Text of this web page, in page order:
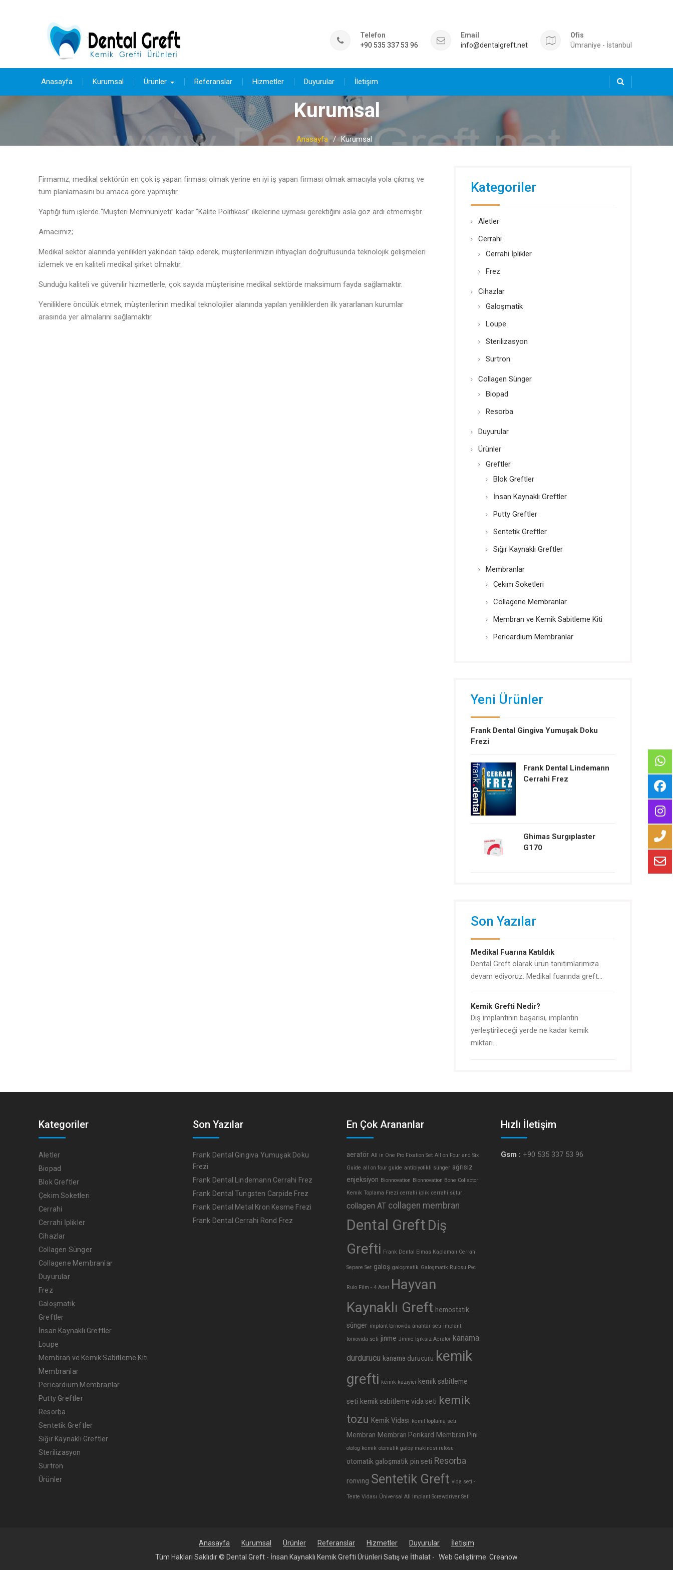
Telefon
+90 535 337 53 96
Email
info@dentalgreft.net
Ofis
Ümraniye - İstanbul
Anasayfa Kurumsal Ürünler Referanslar Hizmetler Duyurular İletişim
Kurumsal
Anasayfa Kurumsal
Firmamız, medikal sektörün en çok iş yapan firması olmak yerine en iyi iş yapan firması olmak amacıyla yola çıkmış ve
tüm planlamasını bu amaca göre yapmıştır.
Yaptığı tüm işlerde “Müşteri Memnuniyeti” kadar “Kalite Politikası” ilkelerine uyması gerektiğini asla göz ardı etmemiştir.
Amacımız;
Medikal sektör alanında yenilikleri yakından takip ederek, müşterilerimizin ihtiyaçları doğrultusunda teknolojik gelişmeleri
izlemek ve en kaliteli medikal şirket olmaktır.
Sunduğu kaliteli ve güvenilir hizmetlerle, çok sayıda müşterisine medikal sektörde maksimum fayda sağlamaktır.
Yeniliklere öncülük etmek, müşterilerinin medikal teknolojiler alanında yapılan yeniliklerden ilk yararlanan kurumlar
arasında yer almalarını sağlamaktır.
Kategoriler
Aletler
Cerrahi
Cerrahi İplikler
Frez
Cihazlar
Galoşmatik
Loupe
Sterilizasyon
Surtron
Collagen Sünger
Biopad
Resorba
Duyurular
Ürünler
Greftler
Blok Greftler
İnsan Kaynaklı Greftler
Putty Greftler
Sentetik Greftler
Sığır Kaynaklı Greftler
Membranlar
Çekim Soketleri
Collagene Membranlar
Membran ve Kemik Sabitleme Kiti
Pericardium Membranlar
Yeni Ürünler
Frank Dental Gingiva Yumuşak Doku
Frezi
Frank Dental Lindemann
Cerrahi Frez
Ghimas Surgıplaster
G170
Son Yazılar
Medikal Fuarına Katıldık
Dental Greft olarak ürün tanıtımlarımıza
devam ediyoruz. Medikal fuarında greft…
Kemik Grefti Nedir?
Diş implantının başarısı, implantın
yerleştirileceği yerde ne kadar kemik
miktarı…
Kategoriler
Aletler
Biopad
Blok Greftler
Çekim Soketleri
Cerrahi
Cerrahi İplikler
Cihazlar
Collagen Sünger
Collagene Membranlar
Duyurular
Frez
Galoşmatik
Greftler
İnsan Kaynaklı Greftler
Loupe
Membran ve Kemik Sabitleme Kiti
Membranlar
Pericardium Membranlar
Putty Greftler
Resorba
Sentetik Greftler
Sığır Kaynaklı Greftler
Sterilizasyon
Surtron
Ürünler
Son Yazılar
Frank Dental Gingiva Yumuşak Doku
Frezi
Frank Dental Lindemann Cerrahi Frez
Frank Dental Tungsten Carpide Frez
Frank Dental Metal Kron Kesme Frezi
Frank Dental Cerrahi Rond Frez
En Çok Arananlar
aeratör All in One Pro Fixation Set All on Four and Six
Guide all on four guide antibiyotikli sünger ağrısız
enjeksiyon Bionnovation Bionnovation Bone Collector
Kemik Toplama Frezi cerrahi iplik cerrahi sütur
collagen AT collagen membran
Dental Greft Diş
Grefti Frank Dental Elmas Kaplamalı Cerrahi
Separe Set galoş galoşmatik Galoşmatik Rulosu Pvc
Rulo Film - 4 Adet Hayvan
Kaynaklı Greft hemostatik
sünger implant tornovida anahtar seti implant
tornovida seti jinme Jinme Işıksız Aeratör kanama
durdurucu kanama durucuru kemik
grefti kemik kazıyıcı kemik sabitleme
seti kemik sabitleme vida seti kemik
tozu Kemik Vidası kemil toplama seti
Membran Membran Perikard Membran Pini
otolog kemik otomatik galoş makinesi rulosu
otomatik galoşmatik pin seti Resorba
ronvıng Sentetik Greft vida seti -
Tente Vidası Üniversal All İmplant Screwdriver Seti
Hızlı İletişim
Gsm : +90 535 337 53 96
Anasayfa Kurumsal Ürünler Referanslar Hizmetler Duyurular
İletişim
Tüm Hakları Saklıdır © Dental Greft - İnsan Kaynaklı Kemik Grefti Ürünleri Satış ve İthalat - Web Geliştirme: Creanow